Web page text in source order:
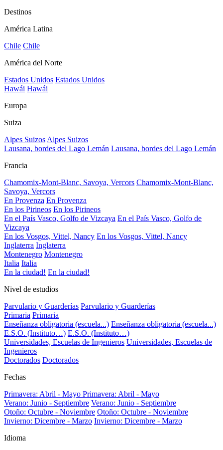
Destinos
América Latina
Chile Chile
América del Norte
Estados Unidos Estados Unidos
Hawái Hawái
Europa
Suiza
Alpes SuizosAlpes Suizos
Lausana, bordes del Lago Lemán Lausana, bordes del Lago Lemán
Francia
Chamomix-Mont-Blanc, Savoya, Vercors Chamomix-Mont-Blanc,
Savoya, Vercors
En Provenza En Provenza
En los Pirineos En los Pirineos
En el País Vasco, Golfo de Vizcaya En el País Vasco, Golfo de
Vizcaya
En los Vosgos, Vittel, Nancy En los Vosgos, Vittel, Nancy
Inglaterra Inglaterra
Montenegro Montenegro
Italia Italia
En la ciudad! En la ciudad!
Nivel de estudios
Parvulario y Guarderías Parvulario y Guarderías
Primaria Primaria
Enseñanza obligatoria (escuela...) Enseñanza obligatoria (escuela...)
E.S.O. (Instituto…) E.S.O. (Instituto…)
Universidades, Escuelas de Ingenieros Universidades, Escuelas de
Ingenieros
Doctorados Doctorados
Fechas
Primavera: Abril - Mayo Primavera: Abril - Mayo
Verano: Junio - Septiembre Verano: Junio - Septiembre
Otoño: Octubre - Noviembre Otoño: Octubre - Noviembre
Invierno: Dicembre - Marzo Invierno: Dicembre - Marzo
Idioma